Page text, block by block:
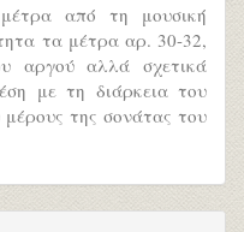
από τη μουσική
τα μέτρα αρ. 30-32,
αργού αλλά σχετικά
με τη διάρκεια του
της σονάτας του